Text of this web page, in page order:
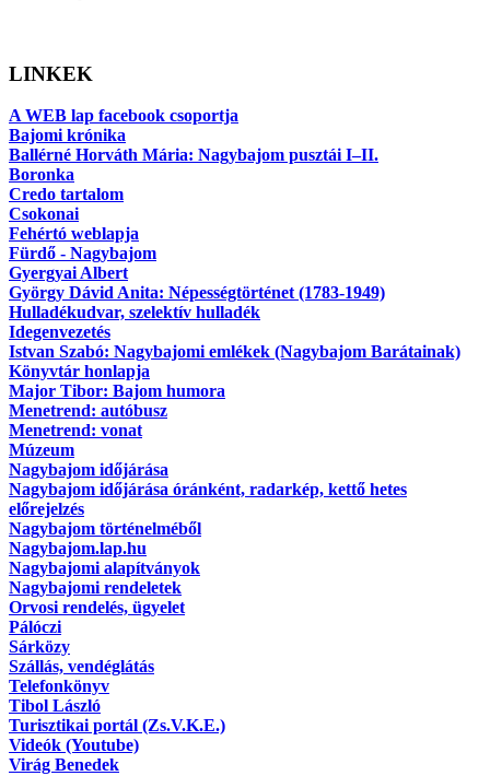
LINKEK
A WEB lap facebook csoportja
Bajomi krónika
Ballérné Horváth Mária: Nagybajom pusztái I–II.
Boronka
Credo tartalom
Csokonai
Fehértó weblapja
Fürdő - Nagybajom
Gyergyai Albert
György Dávid Anita: Népességtörténet (1783-1949)
Hulladékudvar, szelektív hulladék
Idegenvezetés
Istvan Szabó: Nagybajomi emlékek (Nagybajom Barátainak)
Könyvtár honlapja
Major Tibor: Bajom humora
Menetrend: autóbusz
Menetrend: vonat
Múzeum
Nagybajom időjárása
Nagybajom időjárása óránként, radarkép, kettő hetes
előrejelzés
Nagybajom történelméből
Nagybajom.lap.hu
Nagybajomi alapítványok
Nagybajomi rendeletek
Orvosi rendelés, ügyelet
Pálóczi
Sárközy
Szállás, vendéglátás
Telefonkönyv
Tibol László
Turisztikai portál (Zs.V.K.E.)
Videók (Youtube)
Virág Benedek